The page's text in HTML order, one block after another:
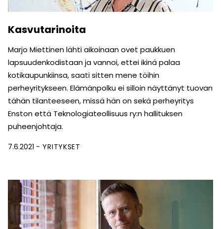
Kasvutarinoita
Marjo Miettinen lähti aikoinaan ovet paukkuen
lapsuuden­kodistaan ja vannoi, ettei ikinä palaa
kotikaupunkiinsa, saati sitten mene töihin
perheyritykseen. Elämänpolku ei silloin näyttänyt tuovan
tähän tilanteeseen, missä hän on sekä perheyritys
Enston että Teknologiateollisuus ry:n hallituksen
puheenjohtaja.
7.6.2021 YRITYKSET